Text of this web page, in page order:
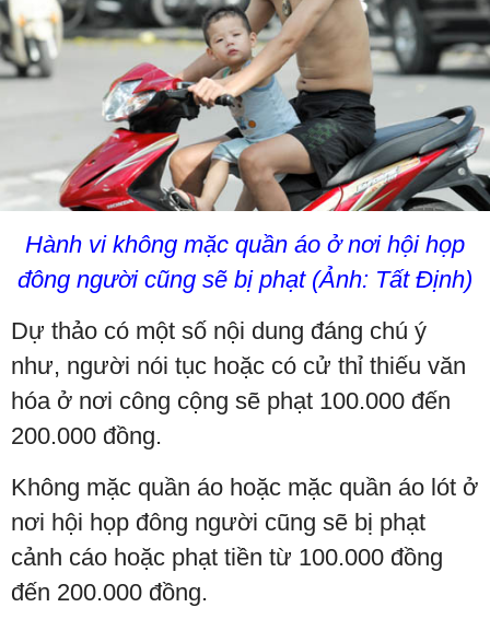
Hành vi không mặc quần áo ở nơi hội họp
đông người cũng sẽ bị phạt (Ảnh: Tất Định)
Dự thảo có một số nội dung đáng chú ý
như, người nói tục hoặc có cử thỉ thiếu văn
hóa ở nơi công cộng sẽ phạt 100.000 đến
200.000 đồng.
Không mặc quần áo hoặc mặc quần áo lót ở
nơi hội họp đông người cũng sẽ bị phạt
cảnh cáo hoặc phạt tiền từ 100.000 đồng
đến 200.000 đồng.